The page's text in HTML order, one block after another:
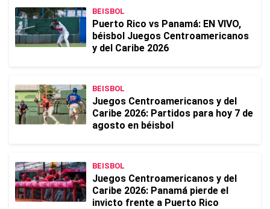
BEISBOL
Puerto Rico vs Panamá: EN VIVO,
béisbol Juegos Centroamericanos
y del Caribe 2026
BEISBOL
Juegos Centroamericanos y del
Caribe 2026: Partidos para hoy 7 de
agosto en béisbol
BEISBOL
Juegos Centroamericanos y del
Caribe 2026: Panamá pierde el
invicto frente a Puerto Rico